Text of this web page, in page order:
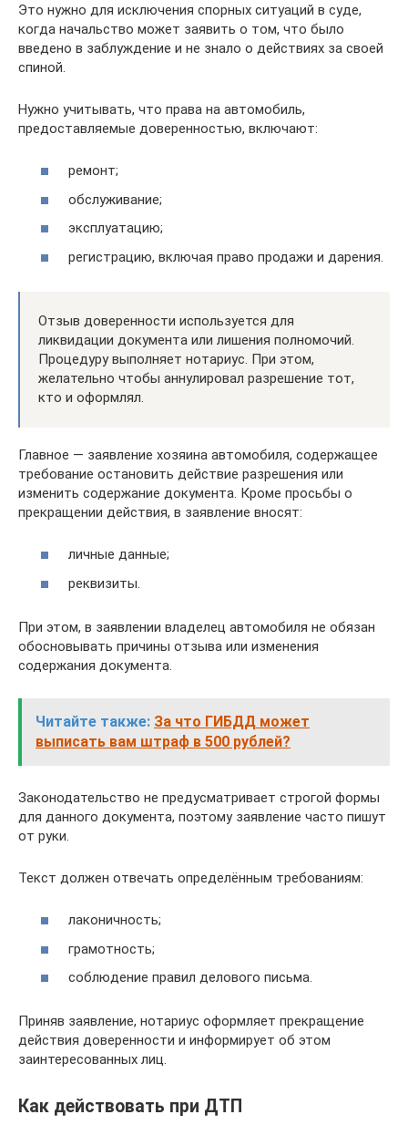
Это нужно для исключения спорных ситуаций в суде,
когда начальство может заявить о том, что было
введено в заблуждение и не знало о действиях за своей
спиной.
Нужно учитывать, что права на автомобиль,
предоставляемые доверенностью, включают:
ремонт;
обслуживание;
эксплуатацию;
регистрацию, включая право продажи и дарения.
Отзыв доверенности используется для
ликвидации документа или лишения полномочий.
Процедуру выполняет нотариус. При этом,
желательно чтобы аннулировал разрешение тот,
кто и оформлял.
Главное — заявление хозяина автомобиля, содержащее
требование остановить действие разрешения или
изменить содержание документа. Кроме просьбы о
прекращении действия, в заявление вносят:
личные данные;
реквизиты.
При этом, в заявлении владелец автомобиля не обязан
обосновывать причины отзыва или изменения
содержания документа.
Читайте также: За что ГИБДД может
выписать вам штраф в 500 рублей?
Законодательство не предусматривает строгой формы
для данного документа, поэтому заявление часто пишут
от руки.
Текст должен отвечать определённым требованиям:
лаконичность;
грамотность;
соблюдение правил делового письма.
Приняв заявление, нотариус оформляет прекращение
действия доверенности и информирует об этом
заинтересованных лиц.
Как действовать при ДТП